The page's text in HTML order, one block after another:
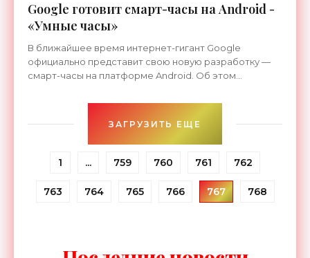
Google готовит смарт-часы на Android -
«Умные часы»
В ближайшее время интернет-гигант Google
официально представит свою новую разработку —
смарт-часы на платформе Android. Об этом
со ссылкой на
ЗАГРУЗИТЬ ЕЩЕ
1 ... 759 760 761 762
763 764 765 766 767 768